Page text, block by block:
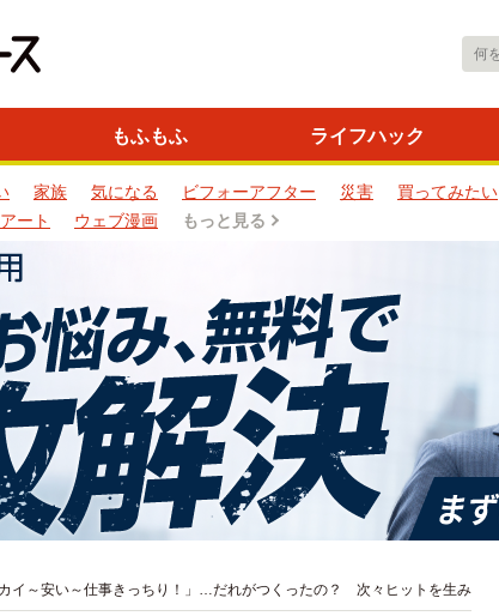
もふもふ ライフハック
家族 気になる ビフォーアフター 災害 買ってみたい
アート
ウェブ漫画 もっと見る
イ～安い～仕事きっちり！」…だれがつくったの？ 次々ヒットを生み